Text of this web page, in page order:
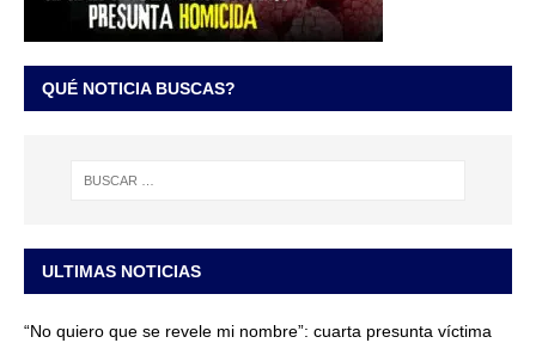
QUÉ NOTICIA BUSCAS?
ULTIMAS NOTICIAS
“No quiero que se revele mi nombre”: cuarta presunta víctima